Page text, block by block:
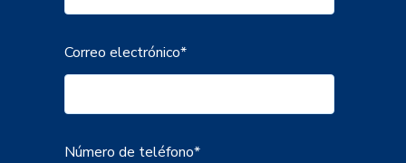
Correo electrónico*
Número de teléfono*